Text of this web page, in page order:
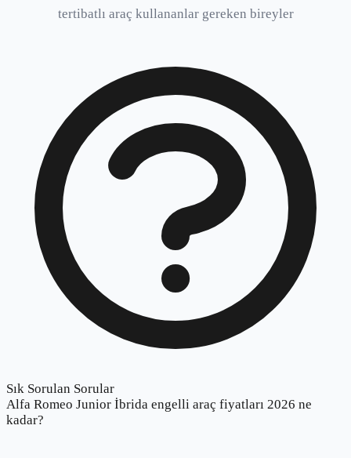
tertibatlı araç kullananlar gereken bireyler
Sık Sorulan Sorular
Alfa Romeo Junior İbrida engelli araç fiyatları 2026 ne
kadar?